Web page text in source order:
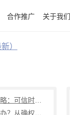
合作推广 关于我们
）